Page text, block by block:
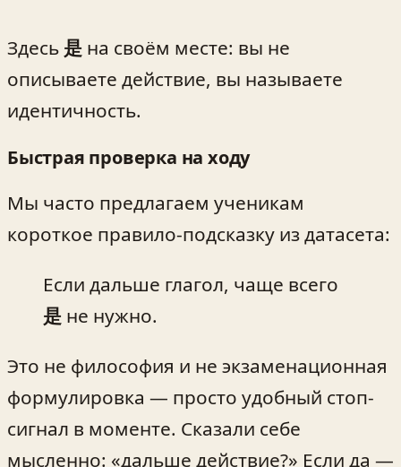
Здесь 是 на своём месте: вы не
описываете действие, вы называете
идентичность.
Быстрая проверка на ходу
Мы часто предлагаем ученикам
короткое правило-подсказку из датасета:
Если дальше глагол, чаще всего
是 не нужно.
Это не философия и не экзаменационная
формулировка — просто удобный стоп-
сигнал в моменте. Сказали себе
мысленно: «дальше действие?» Если да —